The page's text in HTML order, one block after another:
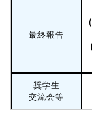
最終報告
奨学生
交流会等